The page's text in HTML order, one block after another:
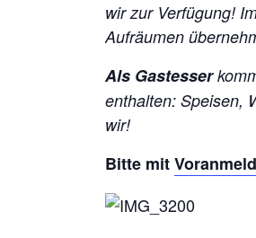
wir zur Verfügung!
Aufräumen
Als Gastesser
enthalten: Speisen,
wir!
Bitte mit